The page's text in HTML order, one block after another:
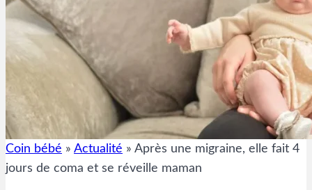
Coin bébé » Actualité » Après une migraine, elle fait 4
jours de coma et se réveille maman